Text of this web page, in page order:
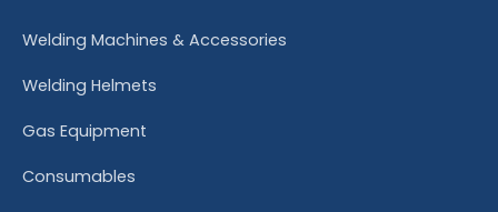
Welding Machines & Accessories
Welding Helmets
Gas Equipment
Consumables